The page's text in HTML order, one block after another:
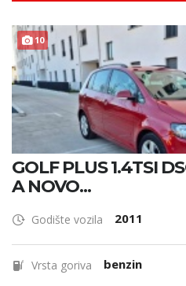
10
GOLF PLUS 1.4TSI
A NOVO...
Godište vozila 2011
Vrsta goriva benzin